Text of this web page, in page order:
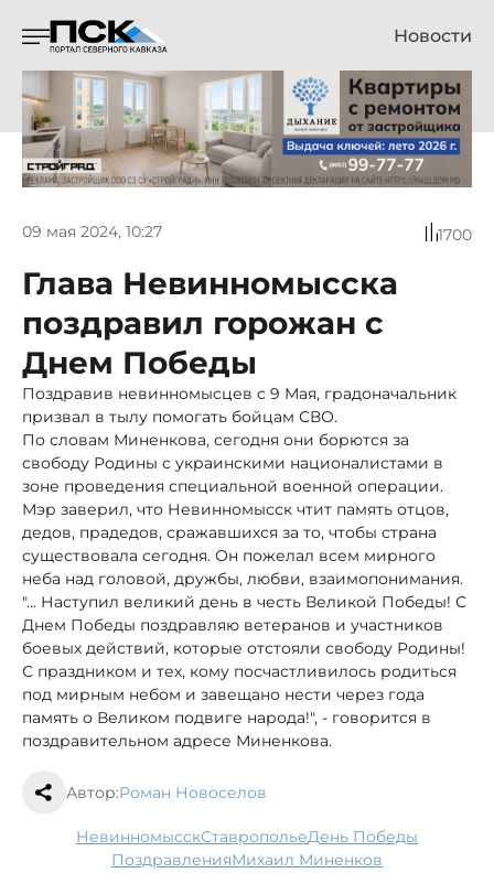
Новости
09 мая 2024, 10:27 1700
Глава Невинномысска
поздравил горожан с
Днем Победы
Поздравив невинномысцев с 9 Мая, градоначальник
призвал в тылу помогать бойцам СВО.
По словам Миненкова, сегодня они борются за
свободу Родины с украинскими националистами в
зоне проведения специальной военной операции.
Мэр заверил, что Невинномысск чтит память отцов,
дедов, прадедов, сражавшихся за то, чтобы страна
существовала сегодня. Он пожелал всем мирного
неба над головой, дружбы, любви, взаимопонимания.
"... Наступил великий день в честь Великой Победы! С
Днем Победы поздравляю ветеранов и участников
боевых действий, которые отстояли свободу Родины!
С праздником и тех, кому посчастливилось родиться
под мирным небом и завещано нести через года
память о Великом подвиге народа!", - говорится в
поздравительном адресе Миненкова.
Автор:Роман Новоселов
Невинномысск Ставрополье
День Победы
поздравления
Михаил Миненков